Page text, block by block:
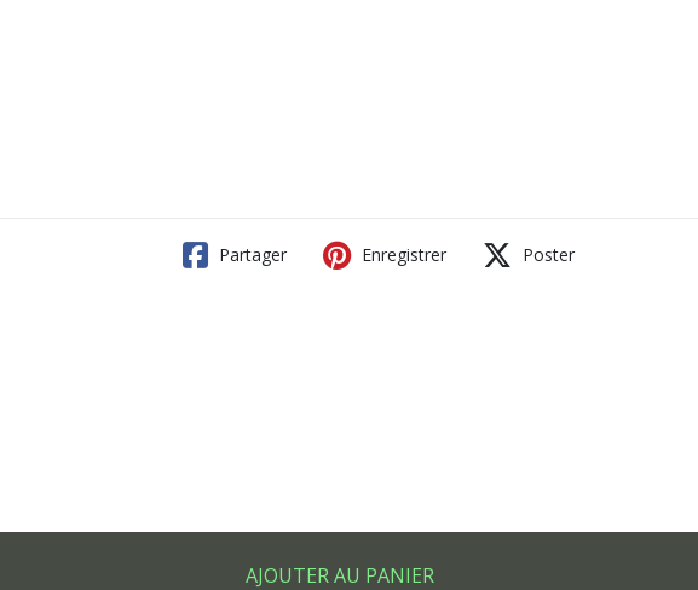
Partager Enregistrer Poster
AJOUTER AU PANIER